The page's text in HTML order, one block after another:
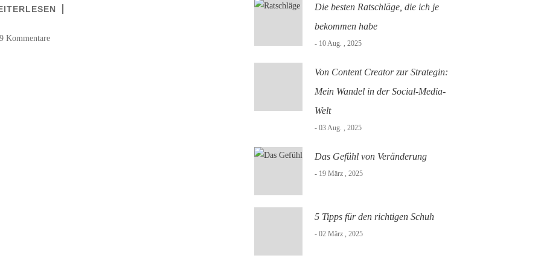
Kommentare
Die besten Ratschläge, die ich je
bekommen habe
- 10 Aug. , 2025
Von Content Creator zur Strategin:
Mein Wandel in der Social-Media-
Welt
- 03 Aug. , 2025
Das Gefühl von Veränderung
- 19 März , 2025
5 Tipps für den richtigen Schuh
- 02 März , 2025